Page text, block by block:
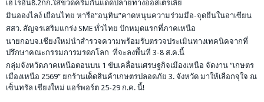
เฮโรอีน8.2กก.ใส่ขวดครีมกันแดดปลายทางออสเตรเลีย
มินอองไลง์ เยือนไทย หารือ”อนุทิน”คาดหนุนความร่วมมือ-จุดยืนในอาเซียน
สสว. สัญจรเสริมแกร่ง SME ทั่วไทย ปักหมุดแรกที่ภาคเหนือ
นายกอบจ.เชียงใหม่นำสำรวจความพร้อมรับตรวจประเมินทางเทคนิคจากที่
ปรึกษาคณะกรรมการมรดกโลก ที่จะลงพื้นที่ 3-8 ส.ค.นี้
กลุ่มจังหวัดภาคเหนือตอนบน 1 ขับเคลื่อนเศรษฐกิจเมืองเหนือ จัดงาน “เกษตร
เมืองเหนือ 2569” ยกร้านเด็ดสินค้าเกษตรปลอดภัย 3. จังหวัด มาให้เลือกจุใจ ณ
เซ็นทรัล เชียงใหม่ แอร์พอร์ต 25-29 ก.ค. นี้!